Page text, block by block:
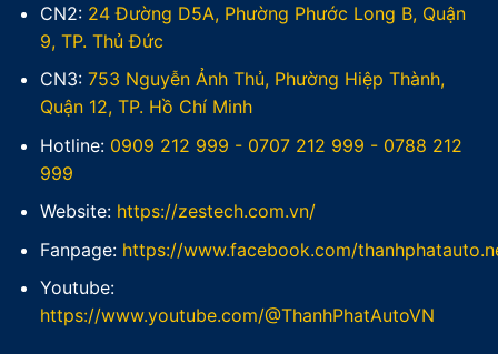
CN2: 24 Đường D5A, Phường Phước Long B, Quận
9, TP. Thủ Đức
CN3: 753 Nguyễn Ảnh Thủ, Phường Hiệp Thành,
Quận 12, TP. Hồ Chí Minh
Hotline: 0909 212 999 - 0707 212 999 - 0788 212
999
Website: https://zestech.com.vn/
Fanpage: https://www.facebook.com/
Youtube:
https://www.youtube.com/@ThanhPhatAutoVN